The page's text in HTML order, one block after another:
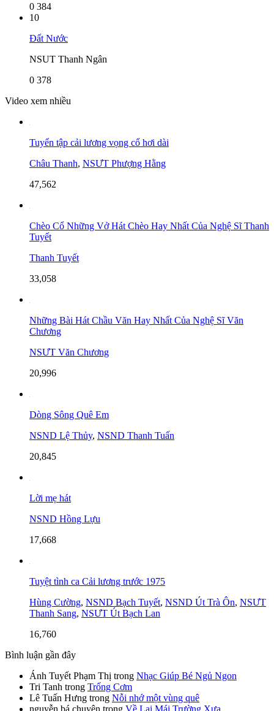
0 384
10
Đất Nước
NSUT Thanh Ngân
0 378
Video xem nhiều
Tuyển tập cải lương vọng cổ hơi dài
Châu Thanh, NSƯT Phượng Hằng
47,562
Chèo Cổ Những Vở Hát Chèo Hay Nhất Của Nghệ Sĩ Thanh
Tuyết
Thanh Tuyết
33,058
Những Bài Hát Chầu Văn Hay Nhất Của Nghệ Sĩ Văn
Chương
NSƯT Văn Chương
20,996
Dòng Sông Quê Em
NSND Lệ Thủy, NSND Thanh Tuấn
20,845
Lời mẹ hát
NSND Hồng Lựu
17,668
Tuyệt tình ca Cải lương trước 1975
Hùng Cường, NSND Bạch Tuyết, NSND Út Trà Ôn, NSƯT
Thanh Sang, NSƯT Út Bạch Lan
16,760
Bình luận gần đây
Ánh Tuyết Phạm Thị trong Nhạc Giúp Bé Ngủ Ngon
Tri Tanh trong Trống Cơm
Lê Tuấn Hưng trong Nỗi nhớ một vùng quê
nguyễn bá chuyên trong Về Lại Mái Trường Xưa